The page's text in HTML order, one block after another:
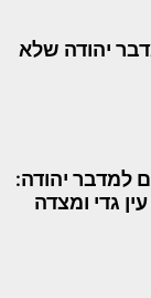
יהודה שלא
למדבר יהודה:
גדי ומצדה